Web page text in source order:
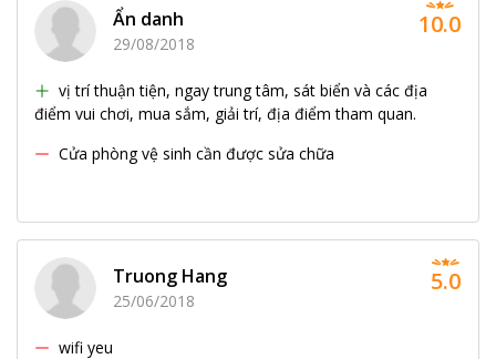
Ẩn danh
29/08/2018
vị trí thuận tiện, ngay trung tâm, sát biển và các địa
điểm vui chơi, mua sắm, giải trí, địa điểm tham quan.
Cửa phòng vệ sinh cần được sửa chữa
10.0
Truong Hang
25/06/2018
wifi yeu
5.0